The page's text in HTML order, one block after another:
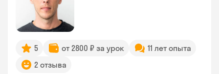
5 от 2800 ₽ за урок
11 лет опыта
2 отзыва